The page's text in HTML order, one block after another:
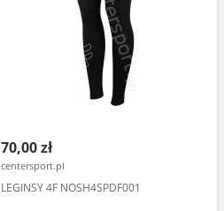
70,00 zł
centersport.pl
LEGINSY 4F NOSH4SPDF001